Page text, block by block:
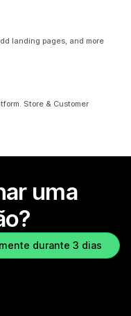
landing pages, and more
Store & Customer
uma
durante 3 dias